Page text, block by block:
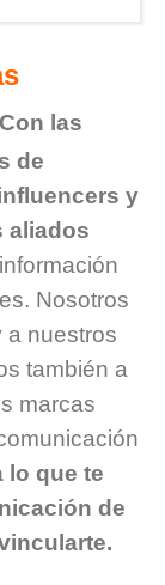
Con las
de
y
aliados
Nosotros
a nuestros
también a
marcas
lo que te
de